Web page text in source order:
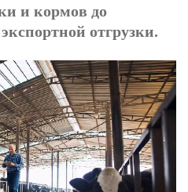
и кормов до
отгрузки.